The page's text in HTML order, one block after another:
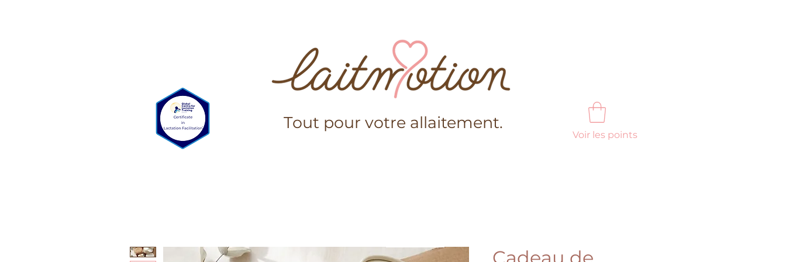
Tout pour votre allaitement.
Voir les points
Ajouter au panier